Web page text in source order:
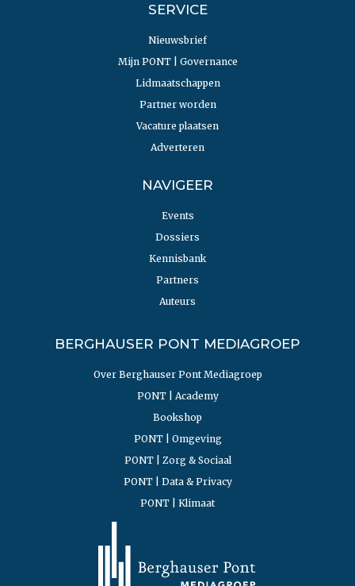
SERVICE
Nieuwsbrief
Mijn PONT | Governance
Lidmaatschappen
Partner worden
Vacature plaatsen
Adverteren
NAVIGEER
Events
Dossiers
Kennisbank
Partners
Auteurs
BERGHAUSER PONT MEDIAGROEP
Over Berghauser Pont Mediagroep
PONT | Academy
Bookshop
PONT | Omgeving
PONT | Zorg & Sociaal
PONT | Data & Privacy
PONT | Klimaat